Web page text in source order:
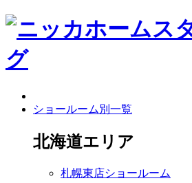
ショールーム別一覧
北海道エリア
札幌東店ショールーム